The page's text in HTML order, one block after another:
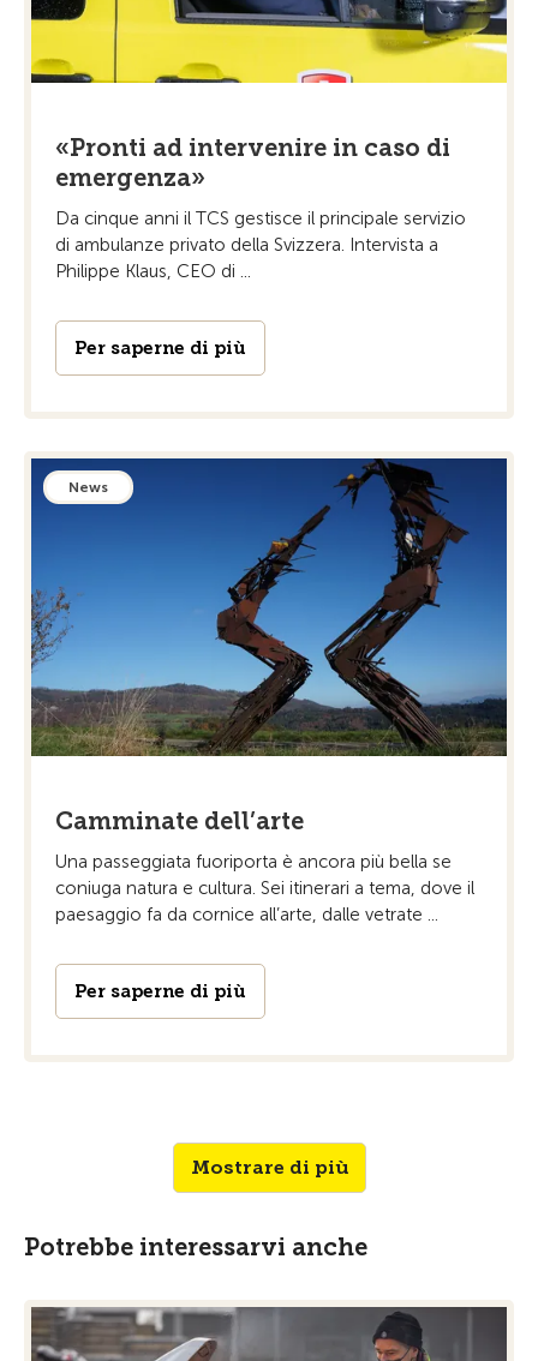
«Pronti ad intervenire in caso di
emergenza»
Da cinque anni il TCS gestisce il principale servizio
di ambulanze privato della Svizzera. Intervista a
Philippe Klaus, CEO di ...
Per saperne di più
News
Camminate dell’arte
Una passeggiata fuoriporta è ancora più bella se
coniuga natura e cultura. Sei itinerari a tema, dove il
paesaggio fa da cornice all’arte, dalle vetrate ...
Per saperne di più
Mostrare di più
Potrebbe interessarvi anche